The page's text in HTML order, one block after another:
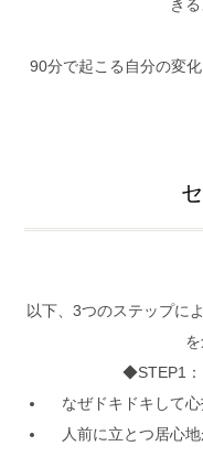
き
90分で起こる自分の変
以下、3つのステップに
◆STEP1：
なぜドキドキして心
人前に立とつ居心地